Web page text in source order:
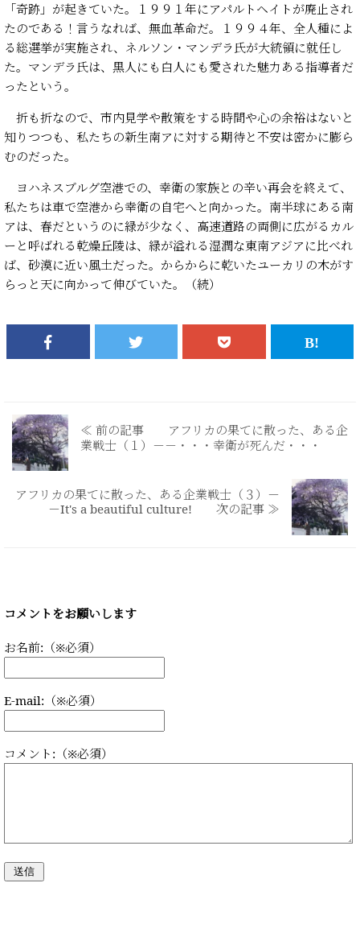
「奇跡」が起きていた。１９９１年にアパルトヘイトが廃止され
たのである！言うなれば、無血革命だ。１９９４年、全人種によ
る総選挙が実施され、ネルソン・マンデラ氏が大統領に就任し
た。マンデラ氏は、黒人にも白人にも愛された魅力ある指導者だ
ったという。
折も折なので、市内見学や散策をする時間や心の余裕はないと
知りつつも、私たちの新生南アに対する期待と不安は密かに膨ら
むのだった。
ヨハネスブルグ空港での、幸衛の家族との辛い再会を終えて、
私たちは車で空港から幸衛の自宅へと向かった。南半球にある南
アは、春だというのに緑が少なく、高速道路の両側に広がるカル
ーと呼ばれる乾燥丘陵は、緑が溢れる湿潤な東南アジアに比べれ
ば、砂漠に近い風土だった。からからに乾いたユーカリの木がす
らっと天に向かって伸びていた。（続）
≪ 前の記事 アフリカの果てに散った、ある企
業戦士（１）－－・・・幸衛が死んだ・・・
アフリカの果てに散った、ある企業戦士（３）－
－It's a beautiful culture! 次の記事 ≫
コメントをお願いします
お名前:（※必須）
E-mail:（※必須）
コメント:（※必須）